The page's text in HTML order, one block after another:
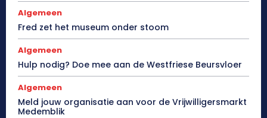
Algemeen
Fred zet het museum onder stoom
Algemeen
Hulp nodig? Doe mee aan de Westfriese Beursvloer
Algemeen
Meld jouw organisatie aan voor de Vrijwilligersmarkt
Medemblik